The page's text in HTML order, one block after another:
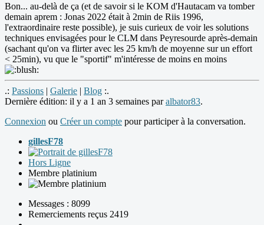
Bon... au-delà de ça (et de savoir si le KOM d'Hautacam va tomber
demain aprem : Jonas 2022 était à 2min de Riis 1996,
l'extraordinaire reste possible), je suis curieux de voir les solutions
techniques envisagées pour le CLM dans Peyresourde après-demain
(sachant qu'on va flirter avec les 25 km/h de moyenne sur un effort
< 25min), vu que le "sportif" m'intéresse de moins en moins
.: Passions | Galerie | Blog :.
Dernière édition: il y a 1 an 3 semaines paralbator83.
Connexion ou Créer un compte pour participer à la conversation.
gillesF78
Hors Ligne
Membre platinium
Messages : 8099
Remerciements reçus 2419